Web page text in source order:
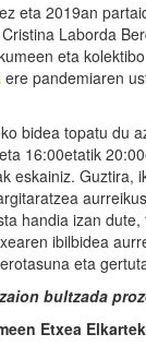
eta 2019an
Laborda
eta
ere pandemiaren
bidea topatu du
16:00etatik
eskainiz.
handia izan
ibilbidea
eta
bultzada
Etxea